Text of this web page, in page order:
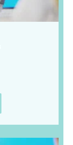
valinnat
tuotteen
valinnat
tuotteen